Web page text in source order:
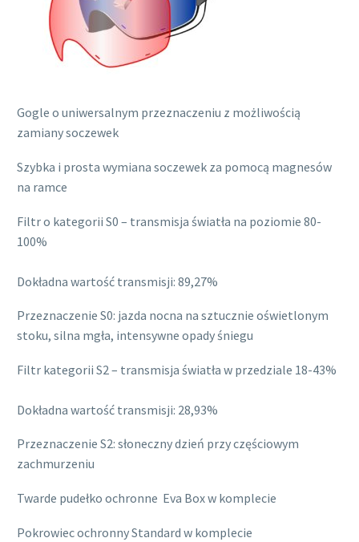
Gogle o uniwersalnym przeznaczeniu z możliwością
zamiany soczewek
Szybka i prosta wymiana soczewek za pomocą magnesów
na ramce
Filtr o kategorii S0 – transmisja światła na poziomie 80-
100%
Dokładna wartość transmisji: 89,27%
Przeznaczenie S0: jazda nocna na sztucznie oświetlonym
stoku, silna mgła, intensywne opady śniegu
Filtr kategorii S2 – transmisja światła w przedziale 18-43%
Dokładna wartość transmisji: 28,93%
Przeznaczenie S2: słoneczny dzień przy częściowym
zachmurzeniu
Twarde pudełko ochronne Eva Box w komplecie
Pokrowiec ochronny Standard w komplecie